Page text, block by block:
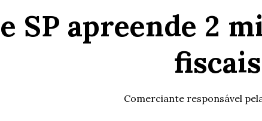
SP apreende 2
Comerciante responsável